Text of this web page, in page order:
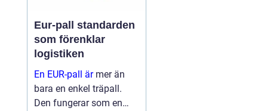
Eur-pall standarden
som förenklar
logistiken
En EUR-pall ärmer än
bara en enkel träpall.
Den fungerar som en